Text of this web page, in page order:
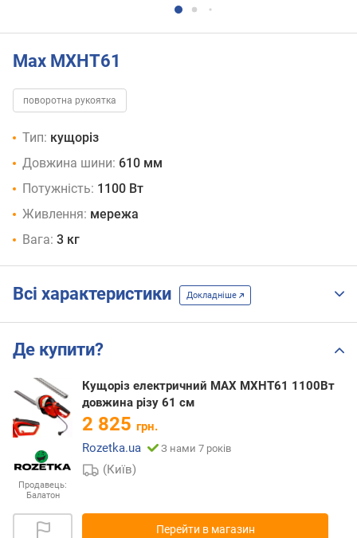
Max MXHT61
поворотна рукоятка
Тип: кущоріз
Довжина шини: 610 мм
Потужність: 1100 Вт
Живлення: мережа
Вага: 3 кг
Всі характеристики Докладніше
Де купити?
Продавець:
Балатон
Кущоріз електричний MAX MXHT61 1100Вт
довжина різу 61 см
2 825 грн.
Rozetka.ua
З нами 7 років
(Київ)
Перейти в магазин